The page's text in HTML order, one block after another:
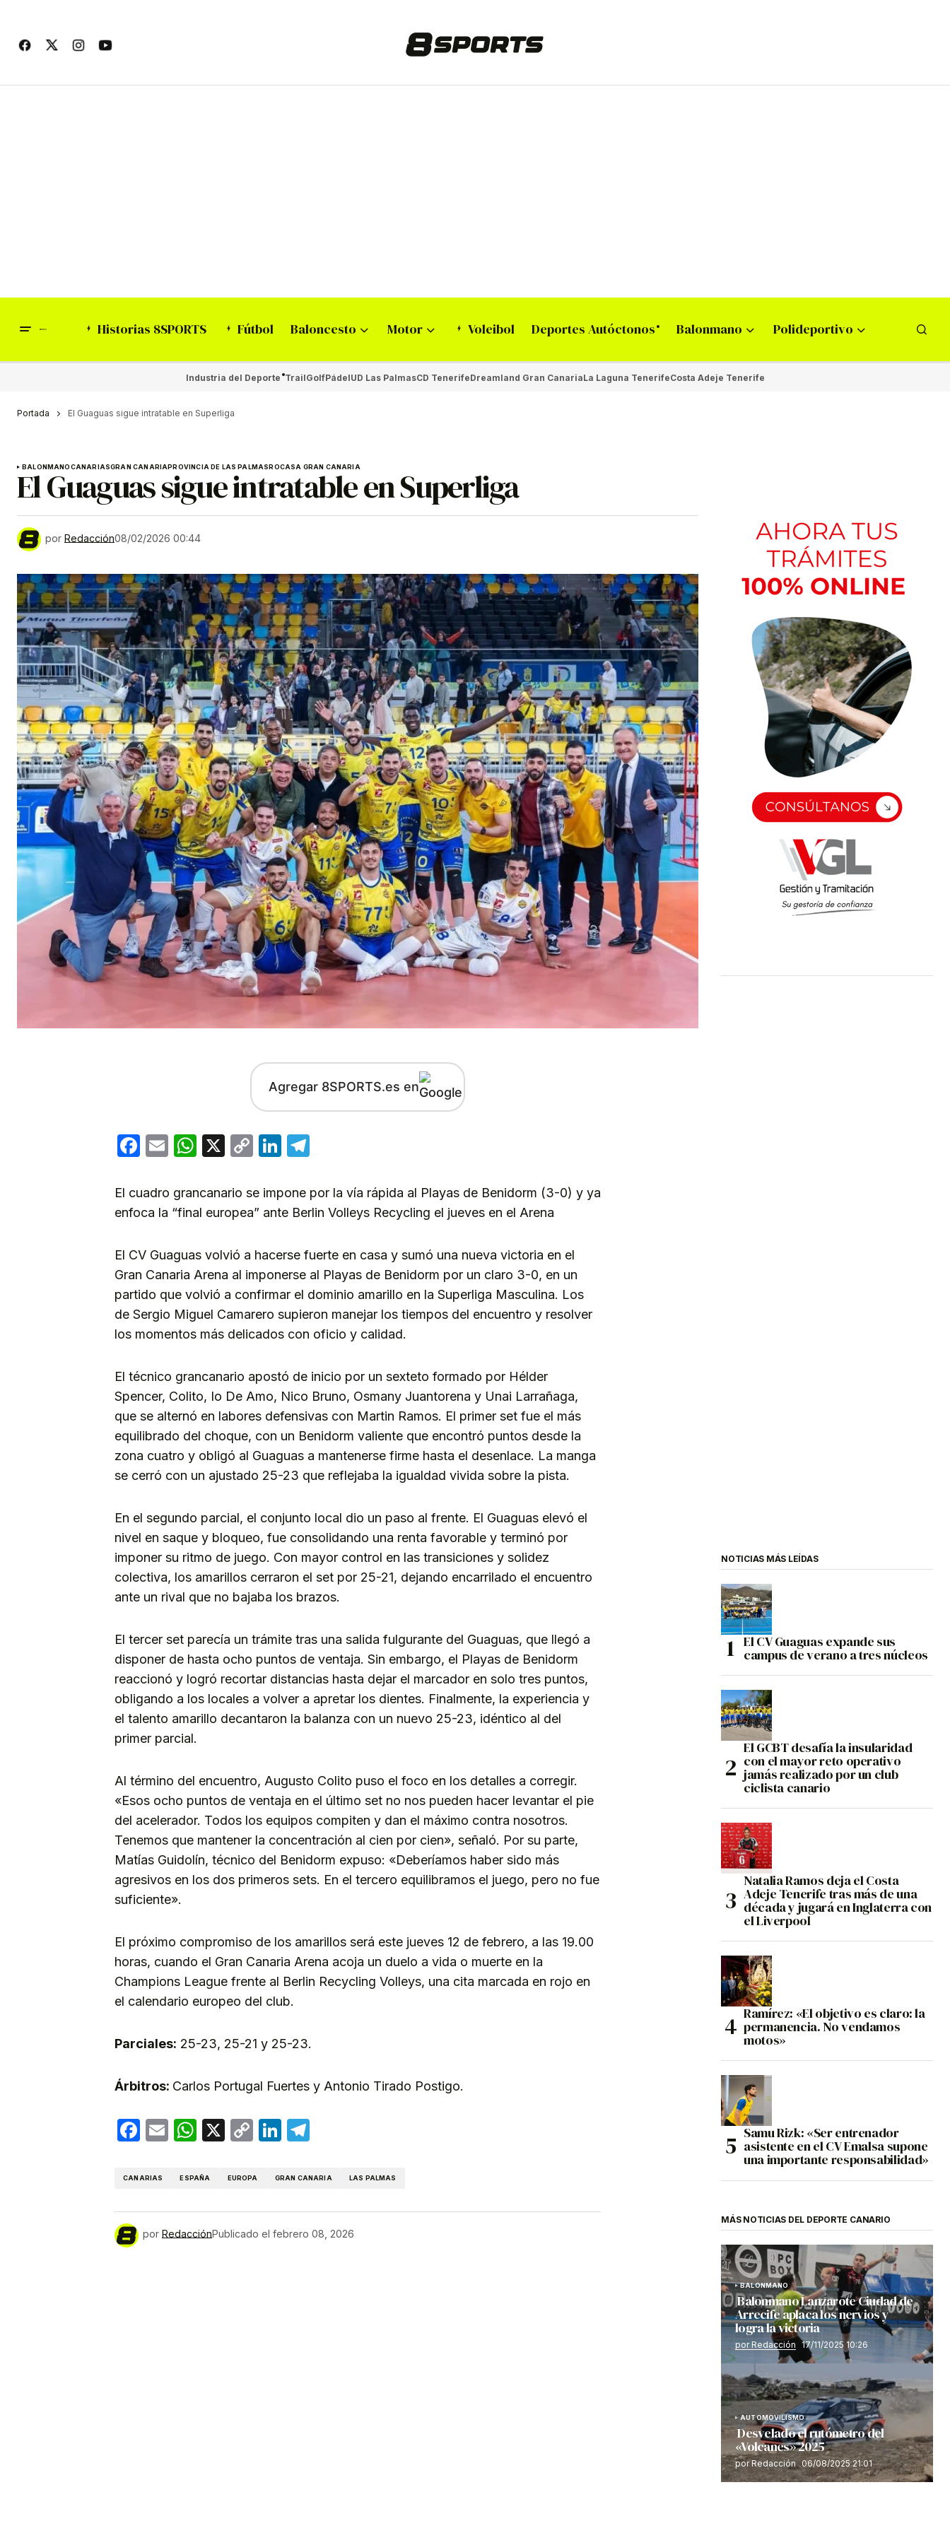
Historias 8SPORTS Fútbol Baloncesto Motor Voleibol Deportes Autóctonos Balonmano Polideportivo
Industria del Deporte TrailGolfPádelUD Las PalmasCD TenerifeDreamland Gran CanariaLa Laguna TenerifeCosta Adeje Tenerife
Portada El Guaguas sigue intratable en Superliga
BALONMANOCANARIASGRAN CANARIAPROVINCIA DE LAS PALMASROCASA GRAN CANARIA
El Guaguas sigue intratable en Superliga
por Redacción08/02/2026 00:44
Agregar 8SPORTS.es en
Facebook
EmailWhatsApp
X
CopyLinkedIn
El cuadro grancanario se impone por la vía rápida al Playas de Benidorm (3-0) y ya
enfoca la “final europea” ante Berlin Volleys Recycling el jueves en el Arena
El CV Guaguas volvió a hacerse fuerte en casa y sumó una nueva victoria en el
Gran Canaria Arena al imponerse al Playas de Benidorm por un claro 3-0, en un
partido que volvió a confirmar el dominio amarillo en la Superliga Masculina. Los
de Sergio Miguel Camarero supieron manejar los tiempos del encuentro y resolver
los momentos más delicados con oficio y calidad.
El técnico grancanario apostó de inicio por un sexteto formado por Hélder
Spencer, Colito, Io De Amo, Nico Bruno, Osmany Juantorena y Unai Larrañaga,
que se alternó en labores defensivas con Martin Ramos. El primer set fue el más
equilibrado del choque, con un Benidorm valiente que encontró puntos desde la
zona cuatro y obligó al Guaguas a mantenerse firme hasta el desenlace. La manga
se cerró con un ajustado 25-23 que reflejaba la igualdad vivida sobre la pista.
En el segundo parcial, el conjunto local dio un paso al frente. El Guaguas elevó el
nivel en saque y bloqueo, fue consolidando una renta favorable y terminó por
imponer su ritmo de juego. Con mayor control en las transiciones y solidez
colectiva, los amarillos cerraron el set por 25-21, dejando encarrilado el encuentro
ante un rival que no bajaba los brazos.
El tercer set parecía un trámite tras una salida fulgurante del Guaguas, que llegó a
disponer de hasta ocho puntos de ventaja. Sin embargo, el Playas de Benidorm
reaccionó y logró recortar distancias hasta dejar el marcador en solo tres puntos,
obligando a los locales a volver a apretar los dientes. Finalmente, la experiencia y
el talento amarillo decantaron la balanza con un nuevo 25-23, idéntico al del
primer parcial.
Al término del encuentro, Augusto Colito puso el foco en los detalles a corregir.
«Esos ocho puntos de ventaja en el último set no nos pueden hacer levantar el pie
del acelerador. Todos los equipos compiten y dan el máximo contra nosotros.
Tenemos que mantener la concentración al cien por cien», señaló. Por su parte,
Matías Guidolín, técnico del Benidorm expuso: «Deberíamos haber sido más
agresivos en los dos primeros sets. En el tercero equilibramos el juego, pero no fue
suficiente».
El próximo compromiso de los amarillos será este jueves 12 de febrero, a las 19.00
horas, cuando el Gran Canaria Arena acoja un duelo a vida o muerte en la
Champions League frente al Berlin Recycling Volleys, una cita marcada en rojo en
el calendario europeo del club.
Parciales: 25-23, 25-21 y 25-23.
Árbitros: Carlos Portugal Fuertes y Antonio Tirado Postigo.
Facebook
EmailWhatsApp
X
CopyLinkedIn
CANARIAS ESPAÑA EUROPA GRAN CANARIA LAS PALMAS
por RedacciónPublicado el febrero 08, 2026
NOTICIAS MÁS LEÍDAS
El CV Guaguas expande sus
campus de verano a tres núcleos
El GCBT desafía la insularidad
con el mayor reto operativo
jamás realizado por un club
ciclista canario
Natalia Ramos deja el Costa
Adeje Tenerife tras más de una
década y jugará en Inglaterra con
el Liverpool
Ramírez: «El objetivo es claro: la
permanencia. No vendamos
motos»
Samu Rizk: «Ser entrenador
asistente en el CV Emalsa supone
una importante responsabilidad»
MÁS NOTICIAS DEL DEPORTE CANARIO
BALONMANO
Balonmano Lanzarote Ciudad de
Arrecife aplaca los nervios y
logra la victoria
por Redacción 17/11/2025 10:26
AUTOMOVILISMO
Desvelado el rutómetro del
«Volcanes» 2025
por Redacción 06/08/2025 21:01